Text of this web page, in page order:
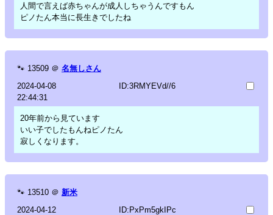
人間で言えば赤ちゃんが成人しちゃうんですもん
ピノたん本当に長生きでしたね
🐾 13509 ＠ 名無しさん
2024-04-08
22:44:31
ID:3RMYEVd//6
20年前から見ています
いい子でしたもんねピノたん
寂しくなります。
🐾 13510 ＠ 新米
2024-04-12
ID:PxPm5gkIPc